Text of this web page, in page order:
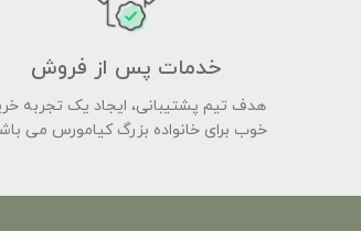
خدمات پس از فروش
هدف تیم پشتیبانی، ایجاد یک تجربه
خوب برای خانواده بزرگ کیامورس می